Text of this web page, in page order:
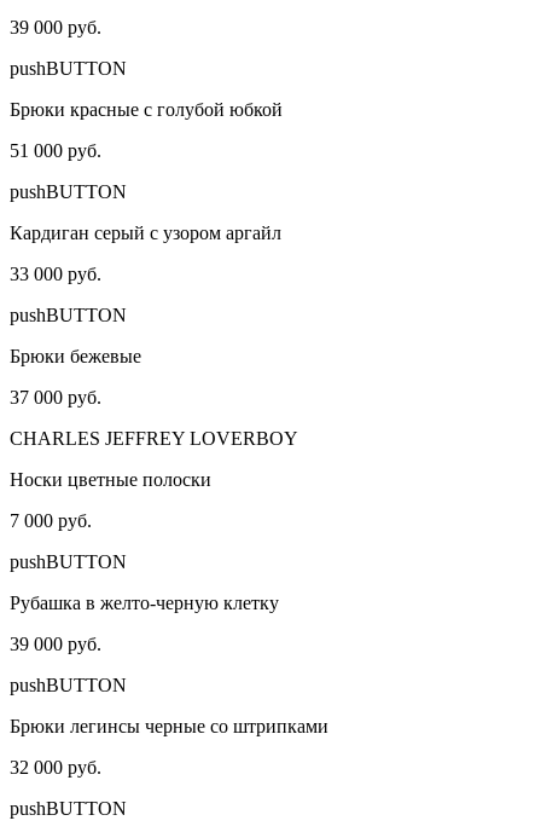
39 000 руб.
pushBUTTON
Брюки красные с голубой юбкой
51 000 руб.
pushBUTTON
Кардиган серый с узором аргайл
33 000 руб.
pushBUTTON
Брюки бежевые
37 000 руб.
CHARLES JEFFREY LOVERBOY
Носки цветные полоски
7 000 руб.
pushBUTTON
Рубашка в желто-черную клетку
39 000 руб.
pushBUTTON
Брюки легинсы черные со штрипками
32 000 руб.
pushBUTTON